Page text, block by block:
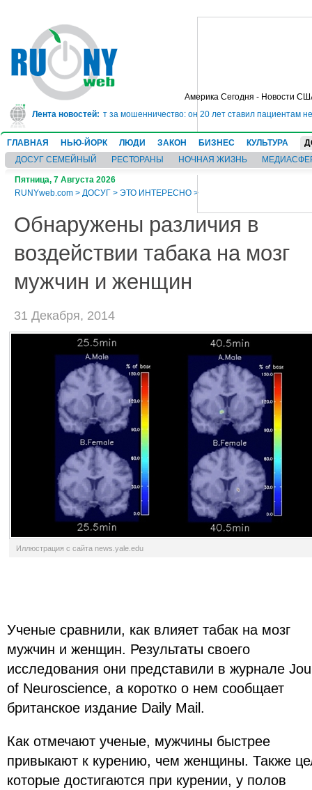
Америка Сегодня - Новости
Лента новостей:
в тюрьму на 10 лет за мошенничество: он 20 лет ставил пациентам
ГЛАВНАЯ НЬЮ-ЙОРК ЛЮДИ ЗАКОН БИЗНЕС КУЛЬТУРА
ДОСУГ СЕМЕЙНЫЙ
РЕСТОРАНЫ НОЧНАЯ ЖИЗНЬ
Пятница, 7 Августа 2026
RUNYweb.com > ДОСУГ > ЭТО ИНТЕРЕСНО >
Обнаружены различия в
воздействии табака на мозг
мужчин и женщин
31 Декабря, 2014
Иллюстрация с сайта news.yale.edu
Ученые сравнили, как влияет табак на мозг
мужчин и женщин. Результаты своего
исследования они представили в журнале
of Neuroscience, а коротко о нем сообщает
британское издание Daily Mail.
Как отмечают ученые, мужчины быстрее
привыкают к курению, чем женщины. Также
которые достигаются при курении, у полов